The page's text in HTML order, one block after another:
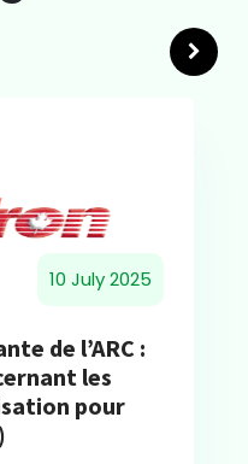
10 July 2025
de l’ARC :
les
pour